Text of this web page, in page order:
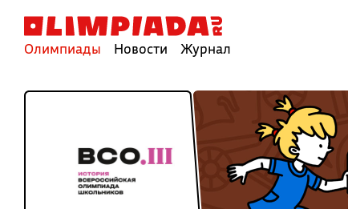
Олимпиады Новости Журнал